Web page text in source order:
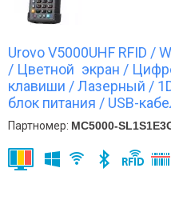
Urovo V5000UHF RFID /
/ Цветной экран /
клавиши / Лазерный /
блок питания / USB-
Партномер: MC5000-